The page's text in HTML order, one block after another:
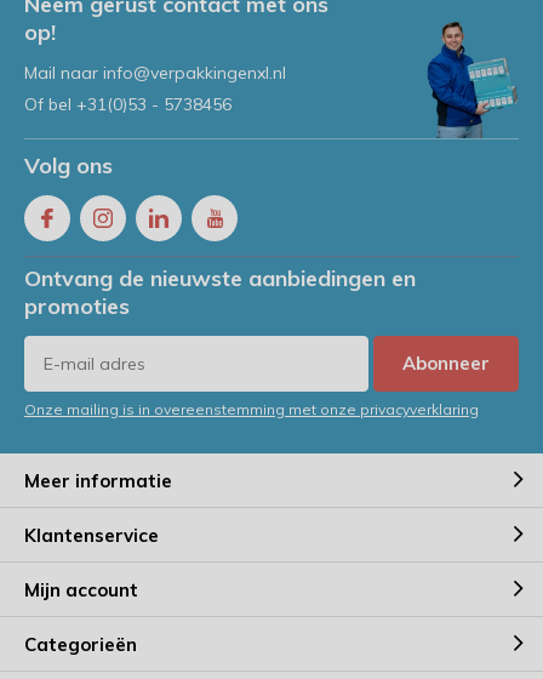
op!
Mail naar info@verpakkingenxl.nl
Of bel +31(0)53 - 5738456
Volg ons
Ontvang de nieuwste aanbiedingen en
promoties
Abonneer
Onze mailing is in overeenstemming met onze privacyverklaring
Meer informatie
Klantenservice
Mijn account
Categorieën